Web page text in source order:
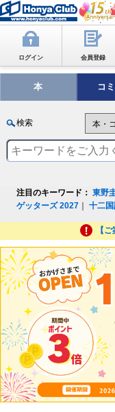
ログイン 会員登録
本 コ
検索
注目のキーワード： 東野
ゲッターズ 2027 ｜十二国
【